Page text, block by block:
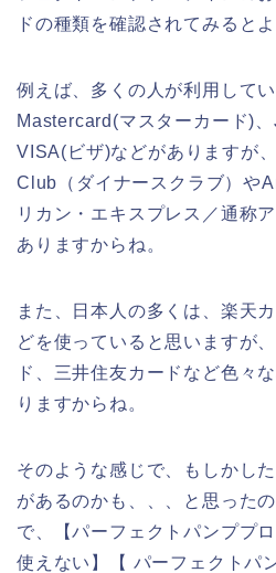
ドの種類を確認されてみると
例えば、多くの人が利用して
Mastercard(マスターカード)
VISA(ビザ)などがありますが
Club（ダイナースクラブ）や
リカン・エキスプレス／通称
ありますからね。
また、日本人の多くは、楽天
どを使っていると思いますが
ド、三井住友カードなど色々
りますからね。
そのような感じで、もしかし
があるのかも、、、と思った
で、【パーフェクトパンプ
使えない】【 パーフェクト